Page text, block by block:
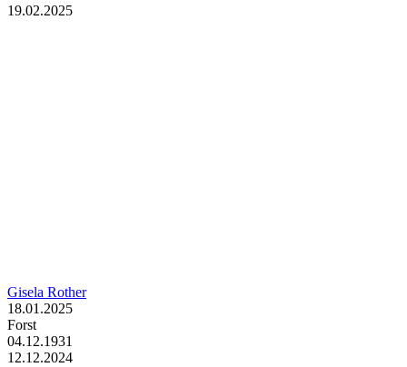
19.02.2025
Gisela Rother
18.01.2025
Forst
04.12.1931
12.12.2024